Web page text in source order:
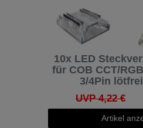
10x LED
für COB CCT/
3/4Pin
UVP 4,22 €
Artikel